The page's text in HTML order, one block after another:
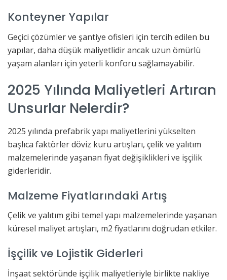
Konteyner Yapılar
Geçici çözümler ve şantiye ofisleri için tercih edilen bu
yapılar, daha düşük maliyetlidir ancak uzun ömürlü
yaşam alanları için yeterli konforu sağlamayabilir.
2025 Yılında Maliyetleri Artıran
Unsurlar Nelerdir?
2025 yılında prefabrik yapı maliyetlerini yükselten
başlıca faktörler döviz kuru artışları, çelik ve yalıtım
malzemelerinde yaşanan fiyat değişiklikleri ve işçilik
giderleridir.
Malzeme Fiyatlarındaki Artış
Çelik ve yalıtım gibi temel yapı malzemelerinde yaşanan
küresel maliyet artışları, m2 fiyatlarını doğrudan etkiler.
İşçilik ve Lojistik Giderleri
İnşaat sektöründe işçilik maliyetleriyle birlikte nakliye